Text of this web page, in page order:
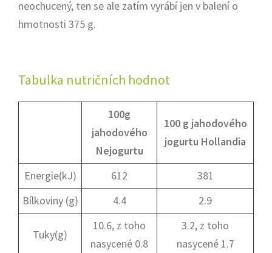
neochucený, ten se ale zatím vyrábí jen v balení o
hmotnosti 375 g.
Tabulka nutričních hodnot
100g
jahodového
Nejogurtu
100 g jahodového
jogurtu Hollandia
Energie(kJ) 612
381
Bílkoviny (g)
4.4 2.9
Tuky(g)
10.6, z toho
nasycené 0.8
3.2, z toho
nasycené 1.7